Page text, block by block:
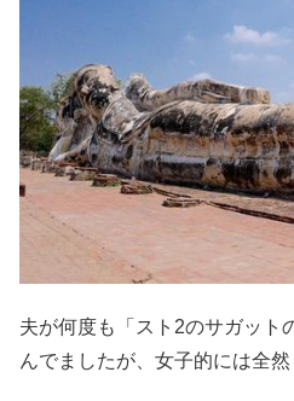
夫が何度も「スト2のサガット
んでましたが、女子的には全